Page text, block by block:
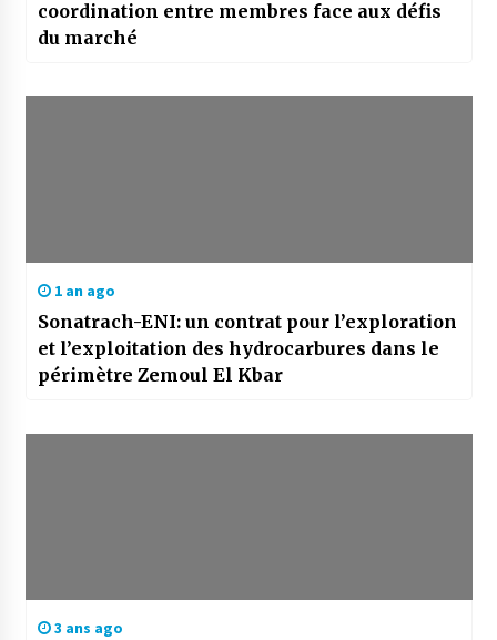
coordination entre membres face aux défis
du marché
1 an ago
Sonatrach-ENI: un contrat pour l’exploration
et l’exploitation des hydrocarbures dans le
périmètre Zemoul El Kbar
3 ans ago